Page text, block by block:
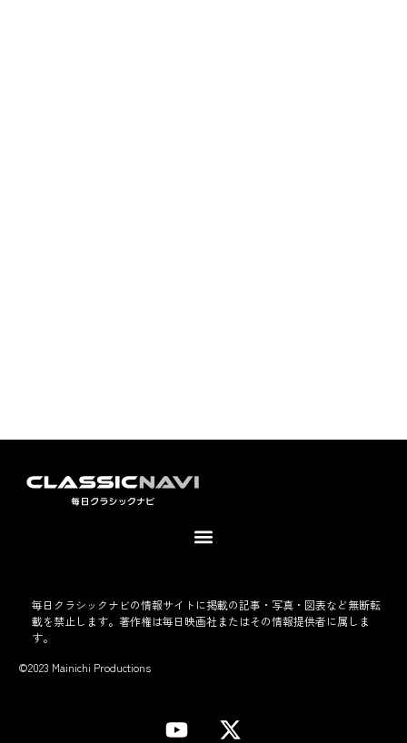
毎日クラシックナビの情報サイトに掲載の記事・写真・図表など無断転
載を禁止します。著作権は毎日映画社またはその情報提供者に属しま
す。
©2023 Mainichi Productions